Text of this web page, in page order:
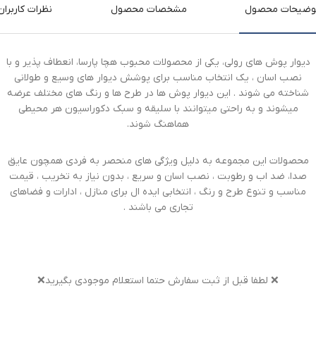
محصول مشخصات محصول نظرات
دیوار پوش های رولی، یکی از محصولات محبوب هچا پارسا، انعطاف پذیر و با
نصب اسان ، یک انتخاب مناسب برای پوشش دیوار های وسیع و طولانی
شناخته می شوند . این دیوار پوش ها در طرح ها و رنگ های مختلف عرضه
میشوند و به راحتی میتوانند با سلیقه و سبک دکوراسیون هر محیطی
هماهنگ شوند.
محصولات این مجموعه به دلیل ویژگی های منحصر به فردی همچون عایق
صدا، ضد اب و رطوبت ، نصب اسان و سریع ، بدون نیاز به تخریب ، قیمت
مناسب و تنوع طرح و رنگ ، انتخابی ایده ال برای منازل ، ادارات و فضاهای
تجاری می باشند .
❌ لطفا قبل از ثبت سفارش حتما استعلام موجودی بگیرید❌